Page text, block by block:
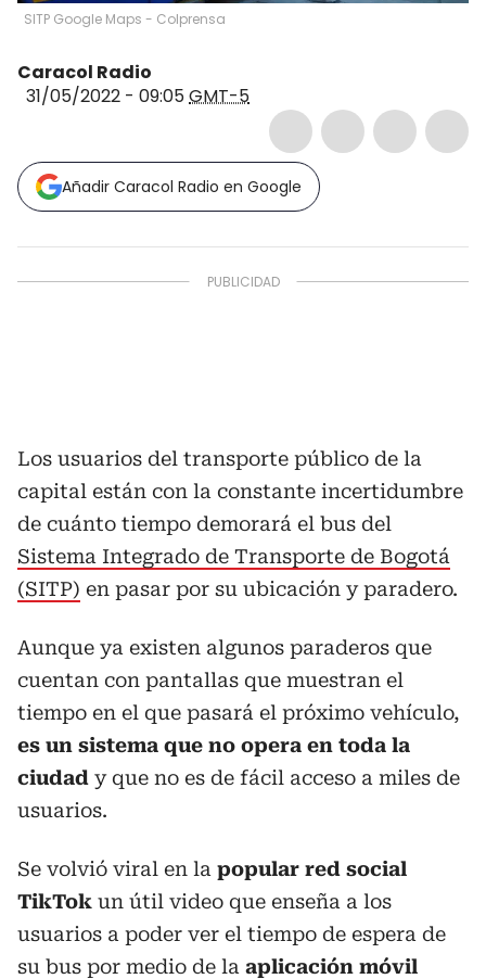
SITP Google Maps - Colprensa
Caracol Radio
31/05/2022 - 09:05GMT-5
Añadir Caracol Radio en Google
Los usuarios del transporte público de la
capital están con la constante incertidumbre
de cuánto tiempo demorará el bus del
Sistema Integrado de Transporte de Bogotá
(SITP) en pasar por su ubicación y paradero.
Aunque ya existen algunos paraderos que
cuentan con pantallas que muestran el
tiempo en el que pasará el próximo vehículo,
es un sistema que no opera en toda la
ciudad y que no es de fácil acceso a miles de
usuarios.
Se volvió viral en la popular red social
TikTok un útil video que enseña a los
usuarios a poder ver el tiempo de espera de
su bus por medio de la aplicación móvil